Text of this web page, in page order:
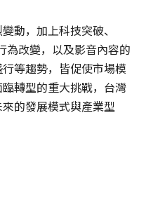
動，加上科技突破、
為改變，以及影音內容的
等趨勢，皆促使市場模
轉型的重大挑戰，台灣
的發展模式與產業型